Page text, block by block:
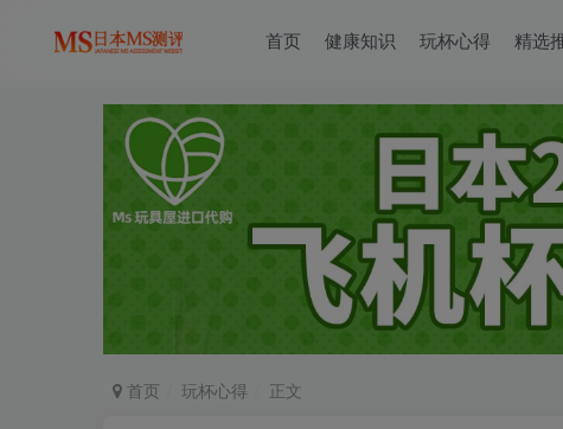
首页 健康知识 玩杯心得 精选
首页 玩杯心得 正文